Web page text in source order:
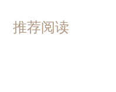
推荐阅读